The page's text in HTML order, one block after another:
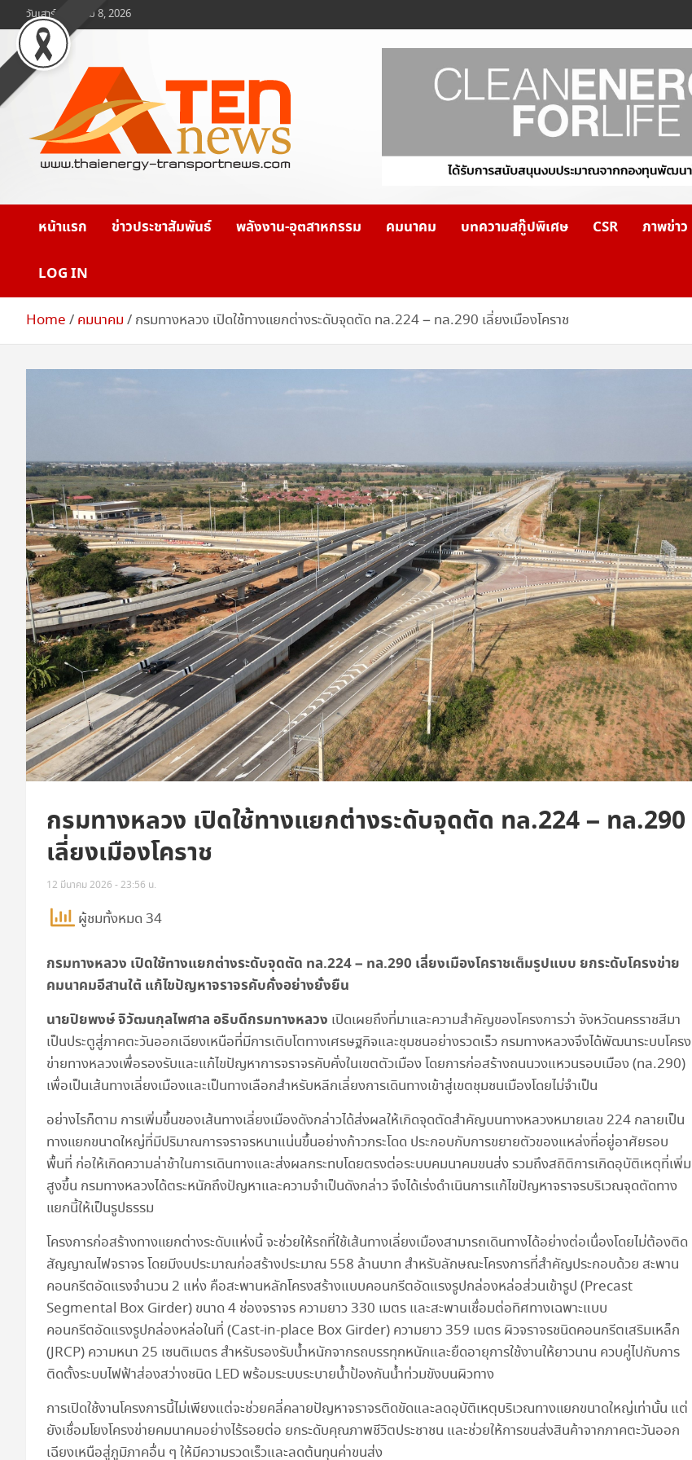
to
content
วันเสาร์, สิงหาคม 8, 2026
www.ten-news.com
หน้าแรก ข่าวประชาสัมพันธ์ พลังงาน-อุตสาหกรรม คมนาคม บทความสกู๊ปพิเศษ CSR ภาพข่าว
LOG IN
Home คมนาคม กรมทางหลวง เปิดใช้ทางแยกต่างระดับจุดตัด ทล.224 – ทล.290 เลี่ยงเมืองโคราช
กรมทางหลวง เปิดใช้ทางแยกต่างระดับจุดตัด ทล.224 – ทล.290
เลี่ยงเมืองโคราช
12 มีนาคม 2026 - 23:56 น.
ผู้ชมทั้งหมด 34
กรมทางหลวง เปิดใช้ทางแยกต่างระดับจุดตัด ทล.224 – ทล.290 เลี่ยงเมืองโคราชเต็มรูปแบบ ยกระดับโครงข่าย
คมนาคมอีสานใต้ แก้ไขปัญหาจราจรคับคั่งอย่างยั่งยืน
นายปิยพงษ์ จิวัฒนกุลไพศาล อธิบดีกรมทางหลวง เปิดเผยถึงที่มาและความสำคัญของโครงการว่า จังหวัดนครราชสีมา
เป็นประตูสู่ภาคตะวันออกเฉียงเหนือที่มีการเติบโตทางเศรษฐกิจและชุมชนอย่างรวดเร็ว กรมทางหลวงจึงได้พัฒนาระบบโครง
ข่ายทางหลวงเพื่อรองรับและแก้ไขปัญหาการจราจรคับคั่งในเขตตัวเมือง โดยการก่อสร้างถนนวงแหวนรอบเมือง (ทล.290)
เพื่อเป็นเส้นทางเลี่ยงเมืองและเป็นทางเลือกสำหรับหลีกเลี่ยงการเดินทางเข้าสู่เขตชุมชนเมืองโดยไม่จำเป็น
อย่างไรก็ตาม การเพิ่มขึ้นของเส้นทางเลี่ยงเมืองดังกล่าวได้ส่งผลให้เกิดจุดตัดสำคัญบนทางหลวงหมายเลข 224 กลายเป็น
ทางแยกขนาดใหญ่ที่มีปริมาณการจราจรหนาแน่นขึ้นอย่างก้าวกระโดด ประกอบกับการขยายตัวของแหล่งที่อยู่อาศัยรอบ
พื้นที่ ก่อให้เกิดความล่าช้าในการเดินทางและส่งผลกระทบโดยตรงต่อระบบคมนาคมขนส่ง รวมถึงสถิติการเกิดอุบัติเหตุที่เพิ่ม
สูงขึ้น กรมทางหลวงได้ตระหนักถึงปัญหาและความจำเป็นดังกล่าว จึงได้เร่งดำเนินการแก้ไขปัญหาจราจรบริเวณจุดตัดทาง
แยกนี้ให้เป็นรูปธรรม
โครงการก่อสร้างทางแยกต่างระดับแห่งนี้ จะช่วยให้รถที่ใช้เส้นทางเลี่ยงเมืองสามารถเดินทางได้อย่างต่อเนื่องโดยไม่ต้องติด
สัญญาณไฟจราจร โดยมีงบประมาณก่อสร้างประมาณ 558 ล้านบาท สำหรับลักษณะโครงการที่สำคัญประกอบด้วย สะพาน
คอนกรีตอัดแรงจำนวน 2 แห่ง คือสะพานหลักโครงสร้างแบบคอนกรีตอัดแรงรูปกล่องหล่อส่วนเข้ารูป (Precast
Segmental Box Girder) ขนาด 4 ช่องจราจร ความยาว 330 เมตร และสะพานเชื่อมต่อทิศทางเฉพาะแบบ
คอนกรีตอัดแรงรูปกล่องหล่อในที่ (Cast-in-place Box Girder) ความยาว 359 เมตร ผิวจราจรชนิดคอนกรีตเสริมเหล็ก
(JRCP) ความหนา 25 เซนติเมตร สำหรับรองรับน้ำหนักจากรถบรรทุกหนักและยืดอายุการใช้งานให้ยาวนาน ควบคู่ไปกับการ
ติดตั้งระบบไฟฟ้าส่องสว่างชนิด LED พร้อมระบบระบายน้ำป้องกันน้ำท่วมขังบนผิวทาง
การเปิดใช้งานโครงการนี้ไม่เพียงแต่จะช่วยคลี่คลายปัญหาจราจรติดขัดและลดอุบัติเหตุบริเวณทางแยกขนาดใหญ่เท่านั้น แต่
ยังเชื่อมโยงโครงข่ายคมนาคมอย่างไร้รอยต่อ ยกระดับคุณภาพชีวิตประชาชน และช่วยให้การขนส่งสินค้าจากภาคตะวันออก
เฉียงเหนือสู่ภูมิภาคอื่น ๆ ให้มีความรวดเร็วและลดต้นทุนค่าขนส่ง